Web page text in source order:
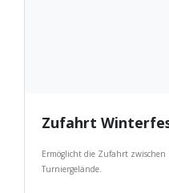
Zufahrt
Ermöglicht die Zufahrt
Turniergelände.